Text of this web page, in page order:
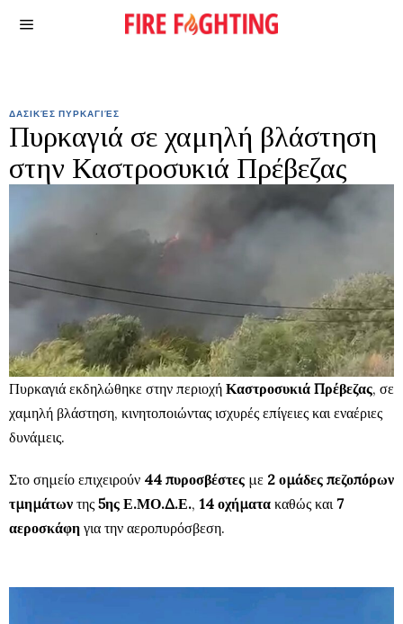
ΔΑΣΙΚΈΣ ΠΥΡΚΑΓΙΈΣ
Πυρκαγιά σε χαμηλή βλάστηση
στην Καστροσυκιά Πρέβεζας
Πυρκαγιά εκδηλώθηκε στην περιοχή Καστροσυκιά Πρέβεζας, σε
χαμηλή βλάστηση, κινητοποιώντας ισχυρές επίγειες και εναέριες
δυνάμεις.
Στο σημείο επιχειρούν 44 πυροσβέστες με 2 ομάδες πεζοπόρων
τμημάτων της 5ης Ε.ΜΟ.Δ.Ε., 14 οχήματα καθώς και 7
αεροσκάφη για την αεροπυρόσβεση.